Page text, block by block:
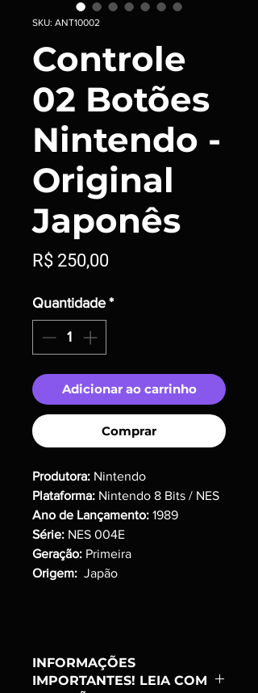
SKU: ANT10002
Controle
02 Botões
Nintendo -
Original
Japonês
R$ 250,00Preço
Quantidade *
Adicionar ao carrinho
Comprar
Produtora: Nintendo
Plataforma: Nintendo 8 Bits / NES
Ano de Lançamento: 1989
Série: NES 004E
Geração: Primeira
Origem: Japão
INFORMAÇÕES
IMPORTANTES! LEIA COM